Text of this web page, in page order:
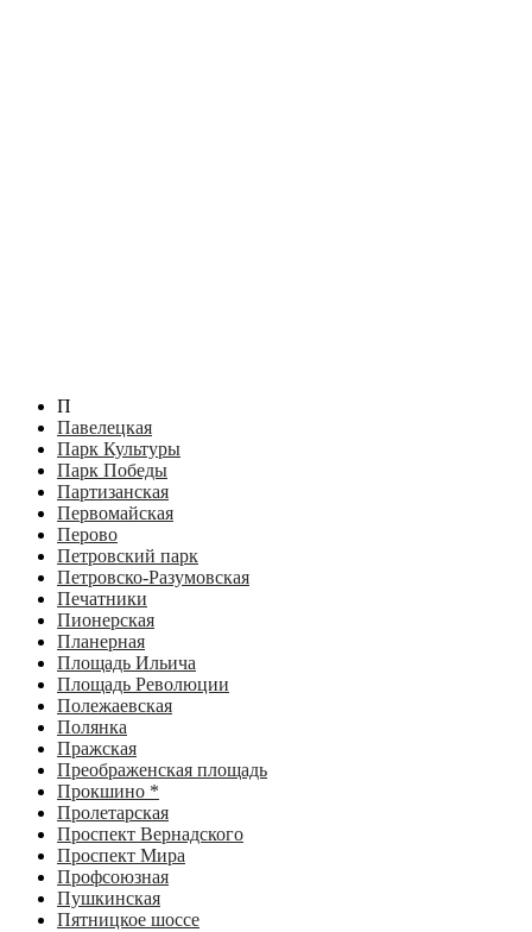
П
Павелецкая
Парк Культуры
Парк Победы
Партизанская
Первомайская
Перово
Петровский парк
Петровско-Разумовская
Печатники
Пионерская
Планерная
Площадь Ильича
Площадь Революции
Полежаевская
Полянка
Пражская
Преображенская площадь
Прокшино *
Пролетарская
Проспект Вернадского
Проспект Мира
Профсоюзная
Пушкинская
Пятницкое шоссе